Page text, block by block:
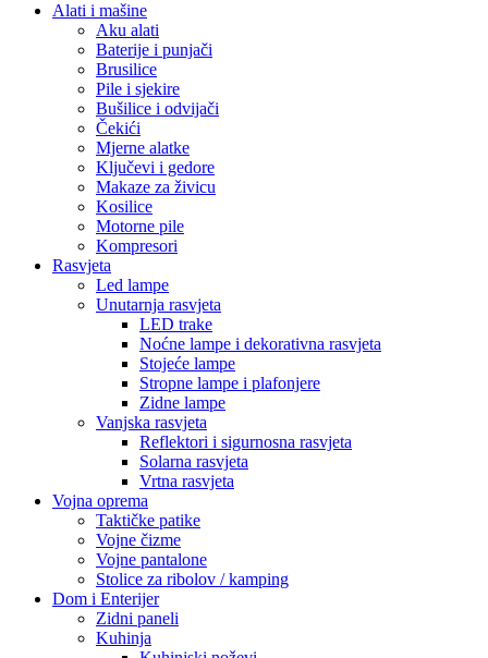
Alati i mašine
Aku alati
Baterije i punjači
Brusilice
Pile i sjekire
Bušilice i odvijači
Čekići
Mjerne alatke
Ključevi i gedore
Makaze za živicu
Kosilice
Motorne pile
Kompresori
Rasvjeta
Led lampe
Unutarnja rasvjeta
LED trake
Noćne lampe i dekorativna rasvjeta
Stojeće lampe
Stropne lampe i plafonjere
Zidne lampe
Vanjska rasvjeta
Reflektori i sigurnosna rasvjeta
Solarna rasvjeta
Vrtna rasvjeta
Vojna oprema
Taktičke patike
Vojne čizme
Vojne pantalone
Stolice za ribolov / kamping
Dom i Enterijer
Zidni paneli
Kuhinja